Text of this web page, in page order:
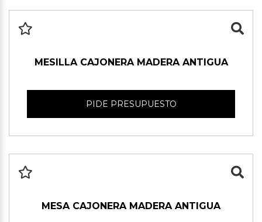
MESILLA CAJONERA MADERA ANTIGUA
PIDE PRESUPUESTO
MESA CAJONERA MADERA ANTIGUA